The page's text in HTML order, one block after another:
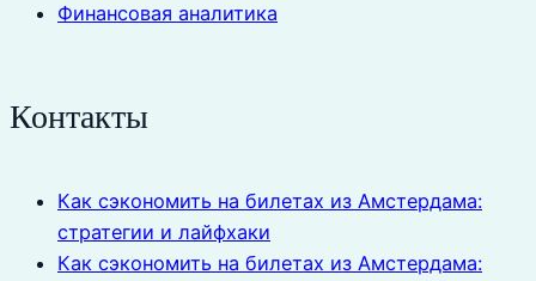
Финансовая аналитика
Контакты
Как сэкономить на билетах из Амстердама:
стратегии и лайфхаки
Как сэкономить на билетах из Амстердама: